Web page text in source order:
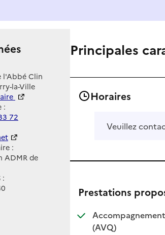
l'Abbé Clin
la-Ville
:
72
:
ADMR de
:
Principales
Horaires
Veuillez
Prestations
(AVQ)
: disponible
: non disponible